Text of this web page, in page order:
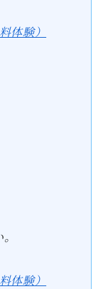
体験）
体験）